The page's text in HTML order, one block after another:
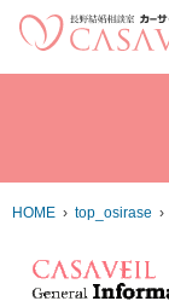
HOME top_osirase